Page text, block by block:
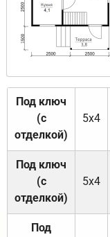
Под ключ
(с
отделкой)
5х4
Под ключ
(с
отделкой)
5х4
Под